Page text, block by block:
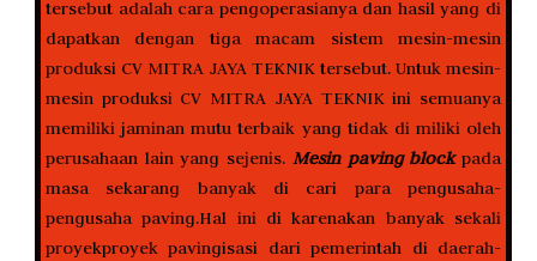
tersebut adalah cara pengoperasianya dan hasil yang di
dapatkan dengan tiga macam sistem mesin-mesin
produksi CV MITRA JAYA TEKNIK tersebut. Untuk mesin-
mesin produksi CV MITRA JAYA TEKNIK ini semuanya
memiliki jaminan mutu terbaik yang tidak di miliki oleh
perusahaan lain yang sejenis. Mesin paving blockpada
masa sekarang banyak di cari para pengusaha-
pengusaha paving.Hal ini di karenakan banyak sekali
proyekproyek pavingisasi dari pemerintah di daerah-